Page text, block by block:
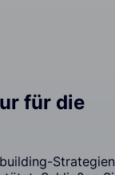
für die
Strategien